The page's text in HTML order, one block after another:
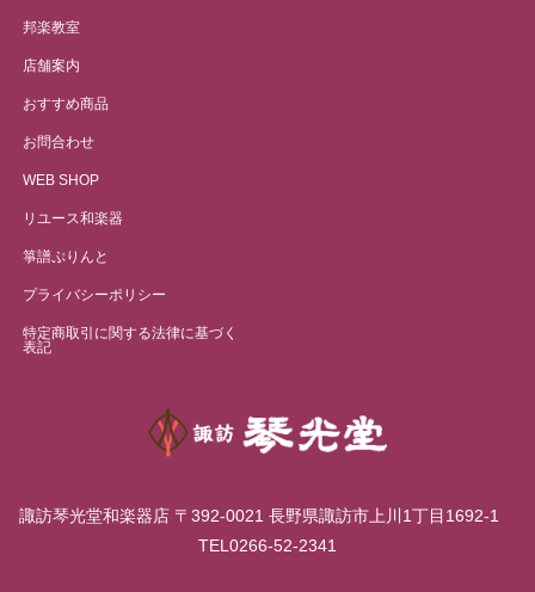
邦楽教室
店舗案内
おすすめ商品
お問合わせ
WEB SHOP
リユース和楽器
箏譜ぷりんと
プライバシーポリシー
特定商取引に関する法律に基づく
表記
諏訪琴光堂和楽器店 〒392-0021 長野県諏訪市上川1丁目1692-1
TEL0266-52-2341